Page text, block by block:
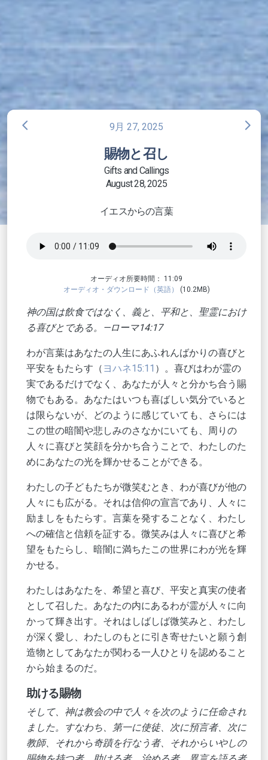
arrow_back_ios 9月 27, 2025 arrow_forward_ios
賜物と召し
Gifts and Callings
August 28, 2025
イエスからの言葉
オーディオ所要時間： 11:09
オーディオ・ダウンロード（英語）
(10.2MB)
神の国は飲食ではなく、義と、平和と、聖霊におけ
る喜びとである。—ローマ14:17
わが言葉はあなたの人生にあふれんばかりの喜びと
平安をもたらす（ ヨハネ15:11 ）。喜びはわが霊の
実であるだけでなく、あなたが人々と分かち合う賜
物でもある。あなたはいつも喜ばしい気分でいると
は限らないが、どのように感じていても、さらには
この世の暗闇や悲しみのさなかにいても、周りの
人々に喜びと笑顔を分かち合うことで、わたしのた
めにあなたの光を輝かせることができる。
わたしの子どもたちが微笑むとき、わが喜びが他の
人々にも広がる。それは信仰の宣言であり、人々に
励ましをもたらす。言葉を発することなく、わたし
への確信と信頼を証する。微笑みは人々に喜びと希
望をもたらし、暗闇に満ちたこの世界にわが光を輝
かせる。
わたしはあなたを、希望と喜び、平安と真実の使者
として召した。あなたの内にあるわが霊が人々に向
かって輝き出す。それはしばしば微笑みと、わたし
が深く愛し、わたしのもとに引き寄せたいと願う創
造物としてあなたが関わる一人ひとりを認めること
から始まるのだ。
助ける賜物
そして、神は教会の中で人々を次のように任命され
ました。すなわち、第一に使徒、次に預言者、次に
教師、それから奇蹟を行なう者、それからいやしの